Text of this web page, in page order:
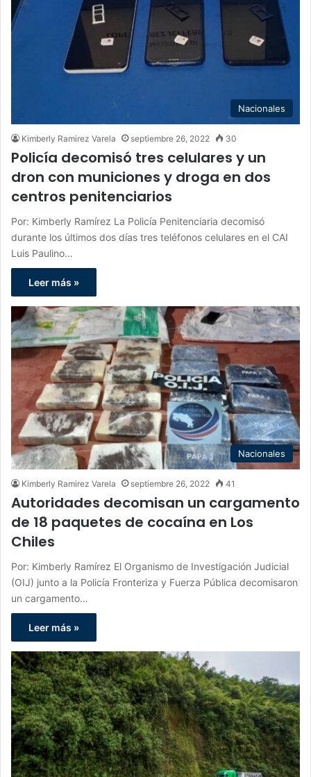
Nacionales
Kimberly Ramirez Varela septiembre 26, 2022 30
Policía decomisó tres celulares y un
dron con municiones y droga en dos
centros penitenciarios
Por: Kimberly Ramírez La Policía Penitenciaria decomisó
durante los últimos dos días tres teléfonos celulares en el CAI
Luis Paulino…
Leer más »
Nacionales
Kimberly Ramirez Varela septiembre 26, 2022 41
Autoridades decomisan un cargamento
de 18 paquetes de cocaína en Los
Chiles
Por: Kimberly Ramírez El Organismo de Investigación Judicial
(OIJ) junto a la Policía Fronteriza y Fuerza Pública decomisaron
un cargamento…
Leer más »